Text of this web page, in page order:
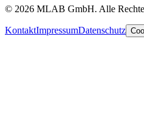
© 2026 MLAB GmbH. Alle
KontaktImpressumDatenschutz